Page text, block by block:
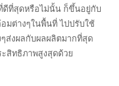
ดีที่สุดหรือไม่นั้น ก็ขึ้นอยู่กับ
มต่างๆในพื้นที่ ไปปรับใช้
ๆส่งผลกับผลผลิตมากที่สุด
สิทธิภาพสูงสุดด้วย